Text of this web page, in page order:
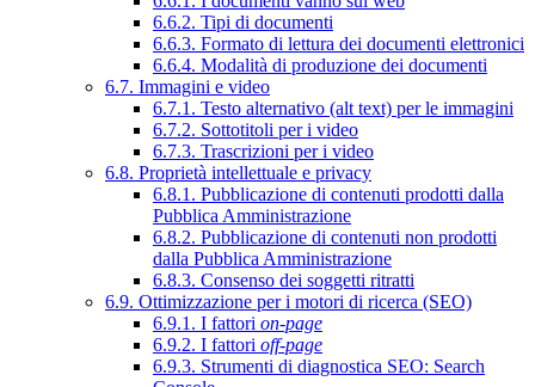
6.6.2. Tipi di documenti
6.6.3. Formato di lettura dei documenti elettronici
6.6.4. Modalità di produzione dei documenti
6.7. Immagini e video
6.7.1. Testo alternativo (alt text) per le immagini
6.7.2. Sottotitoli per i video
6.7.3. Trascrizioni per i video
6.8. Proprietà intellettuale e privacy
6.8.1. Pubblicazione di contenuti prodotti dalla
Pubblica Amministrazione
6.8.2. Pubblicazione di contenuti non prodotti
dalla Pubblica Amministrazione
6.8.3. Consenso dei soggetti ritratti
6.9. Ottimizzazione per i motori di ricerca (SEO)
6.9.1. I fattori on-page
6.9.2. I fattori off-page
6.9.3. Strumenti di diagnostica SEO: Search